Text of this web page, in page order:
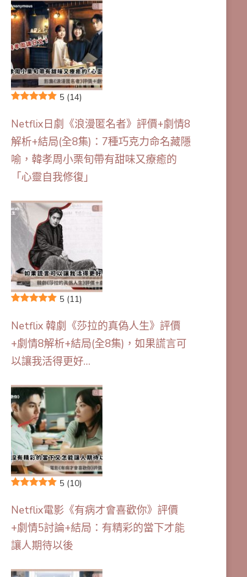
5 (14)
Netflix日劇《浪漫匿名者》評價+劇情8
解析+結局(全8集)：7種巧克力命名藏隱
喻，韓孝周小栗旬帶有甜味又療癒的
「心靈自我修復」
5 (11)
Netflix 韓劇《莎拉的真偽人生》評價
+劇情8解析+結局(全8集)，如果謊言可
以讓我活得更好…
5 (10)
Netflix電影《有病才會喜歡你》評價
+劇情5討論+結局：有精彩的當下才能
讓人期待以後